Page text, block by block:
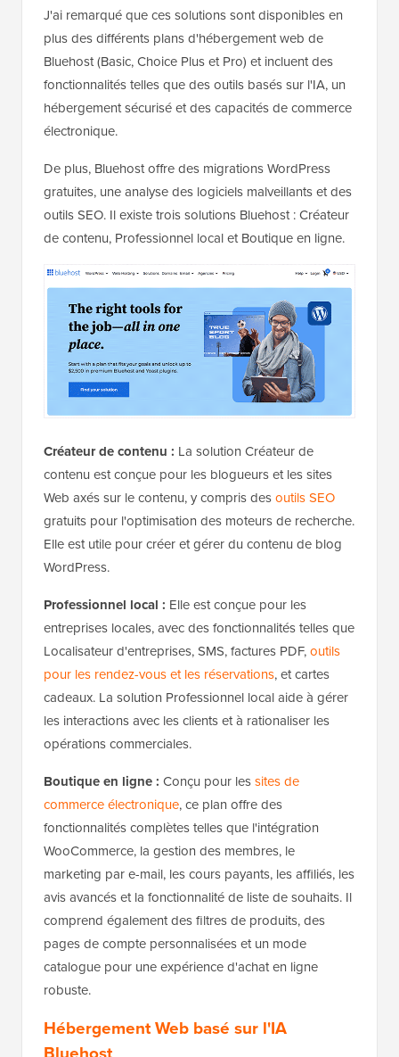
J'ai remarqué que ces solutions sont disponibles en
plus des différents plans d'hébergement web de
Bluehost (Basic, Choice Plus et Pro) et incluent des
fonctionnalités telles que des outils basés sur l'IA, un
hébergement sécurisé et des capacités de commerce
électronique.
De plus, Bluehost offre des migrations WordPress
gratuites, une analyse des logiciels malveillants et des
outils SEO. Il existe trois solutions Bluehost : Créateur
de contenu, Professionnel local et Boutique en ligne.
Créateur de contenu : La solution Créateur de
contenu est conçue pour les blogueurs et les sites
Web axés sur le contenu, y compris desoutils SEO
gratuits pour l'optimisation des moteurs de recherche.
Elle est utile pour créer et gérer du contenu de blog
WordPress.
Professionnel local : Elle est conçue pour les
entreprises locales, avec des fonctionnalités telles que
Localisateur d'entreprises, SMS, factures PDF,outils
pour les rendez-vous et les réservations, et cartes
cadeaux. La solution Professionnel local aide à gérer
les interactions avec les clients et à rationaliser les
opérations commerciales.
Boutique en ligne : Conçu pour lessites de
commerce électronique, ce plan offre des
fonctionnalités complètes telles que l'intégration
WooCommerce, la gestion des membres, le
marketing par e-mail, les cours payants, les affiliés, les
avis avancés et la fonctionnalité de liste de souhaits. Il
comprend également des filtres de produits, des
pages de compte personnalisées et un mode
catalogue pour une expérience d'achat en ligne
robuste.
Hébergement Web basé sur l'IA